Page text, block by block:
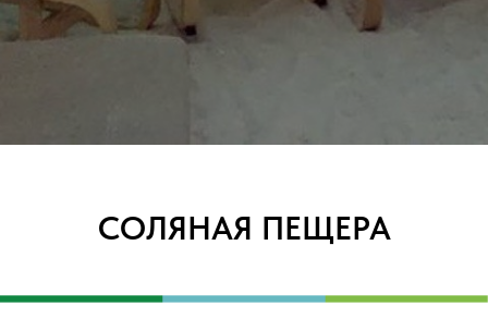
СОЛЯНАЯ ПЕЩЕРА